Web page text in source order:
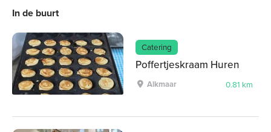
In de buurt
Catering
Poffertjeskraam Huren
Alkmaar 0.81 km